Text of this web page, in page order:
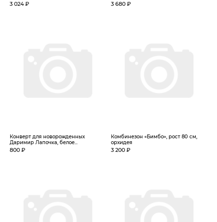
3 024 ₽ 3 680 ₽
Конверт для новорожденных
Даримир Лапочка, белое...
800 ₽
Комбинезон «Бимбо», рост 80 см,
орхидея
3 200 ₽